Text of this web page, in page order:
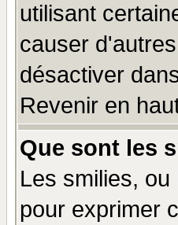
utilisant
causer
désactiver
Revenir en
Que sont les
Les smilies,
pour exprimer